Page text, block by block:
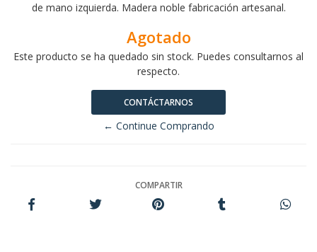
de mano izquierda. Madera noble fabricación artesanal.
Agotado
Este producto se ha quedado sin stock. Puedes consultarnos al
respecto.
CONTÁCTARNOS
← Continue Comprando
COMPARTIR